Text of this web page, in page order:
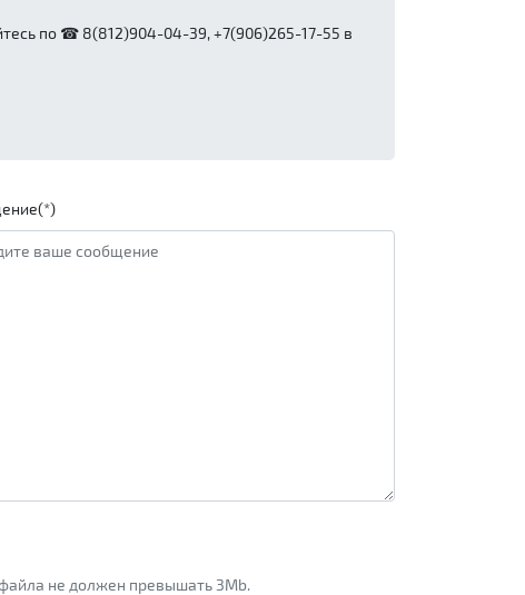
по ☎ 8(812)904-04-39, +7(906)265-17-55 в
не должен превышать 3Mb.